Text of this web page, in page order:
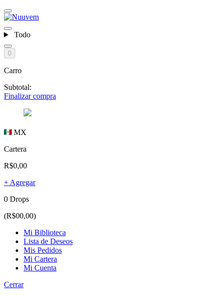
Todo
0
Carro
Subtotal:
Finalizar compra
MX
Cartera
R$0,00
+ Agregar
0 Drops
(R$00,00)
Mi Biblioteca
Lista de Deseos
Mis Pedidos
Mi Cartera
Mi Cuenta
Cerrar